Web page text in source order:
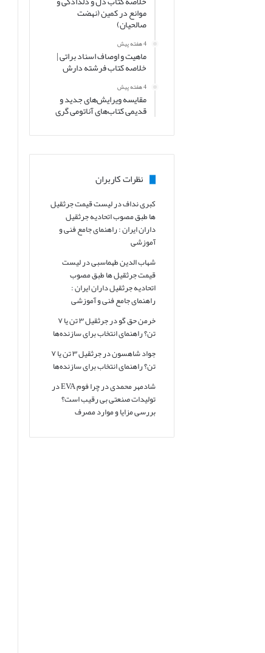
موانع در کمین (نهضت
صالحیان)
4 هفته پیش
ماهیت و اوصاف اسناد براتی |
خلاصه کتاب فرشته دارش
4 هفته پیش
مقایسه ویرایش‌های جدید و
قدیمی کتاب‌های آناتومی گری
نظرات کاربران
کبری ندافدرلیست قیمت جرثقیل
ها طبق مصوب اتحادیه جرثقیل
داران ایران : راهنمای جامع فنی و
آموزشی
شهاب الدین طهماسبیدرلیست
قیمت جرثقیل ها طبق مصوب
اتحادیه جرثقیل داران ایران :
راهنمای جامع فنی و آموزشی
خرمن حق گودر
جرثقیل ۳ تن یا ۷
تن؟ راهنمای انتخاب برای سازنده‌ها
جواد شاهسوندر
جرثقیل ۳ تن یا ۷
تن؟ راهنمای انتخاب برای سازنده‌ها
شادمهر محمدیدر
چرا فوم EVA در
تولیدات صنعتی بی رقیب است؟
بررسی مزایا و موارد مصرف